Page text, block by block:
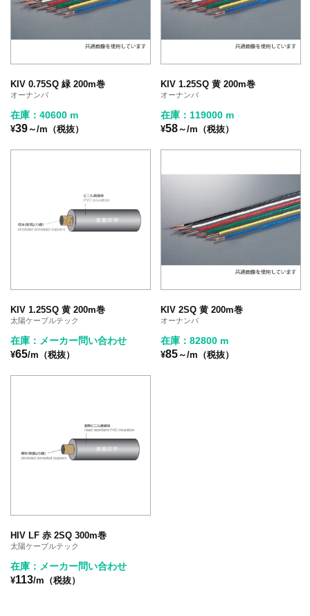
KIV 0.75SQ 緑 200m巻
オーナンバ
在庫：40600 m
¥39～/m（税抜）
KIV 1.25SQ 黄 200m巻
オーナンバ
在庫：119000 m
¥58～/m（税抜）
KIV 1.25SQ 黄 200m巻
太陽ケーブルテック
在庫：メーカー問い合わせ
¥65/m（税抜）
KIV 2SQ 黄 200m巻
オーナンバ
在庫：82800 m
¥85～/m（税抜）
HIV LF 赤 2SQ 300m巻
太陽ケーブルテック
在庫：メーカー問い合わせ
¥113/m（税抜）